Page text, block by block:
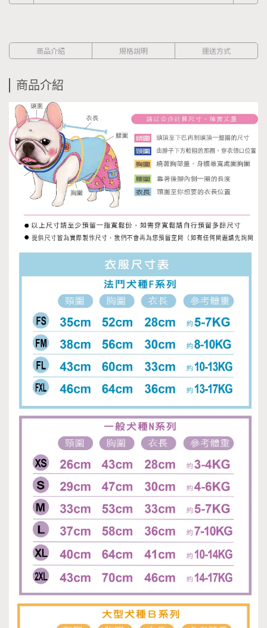
商品介紹 規格說明 運送方式
商品介紹